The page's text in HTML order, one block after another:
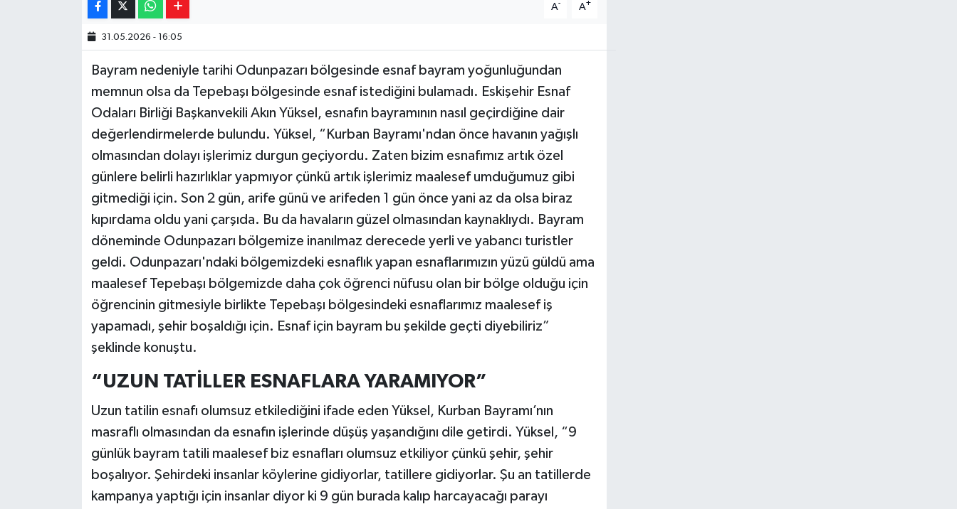
A- A+
31.05.2026 - 16:05
Bayram nedeniyle tarihi Odunpazarı bölgesinde esnaf bayram yoğunluğundan
memnun olsa da Tepebaşı bölgesinde esnaf istediğini bulamadı. Eskişehir Esnaf
Odaları Birliği Başkanvekili Akın Yüksel, esnafın bayramının nasıl geçirdiğine dair
değerlendirmelerde bulundu. Yüksel, “Kurban Bayramı'ndan önce havanın yağışlı
olmasından dolayı işlerimiz durgun geçiyordu. Zaten bizim esnafımız artık özel
günlere belirli hazırlıklar yapmıyor çünkü artık işlerimiz maalesef umduğumuz gibi
gitmediği için. Son 2 gün, arife günü ve arifeden 1 gün önce yani az da olsa biraz
kıpırdama oldu yani çarşıda. Bu da havaların güzel olmasından kaynaklıydı. Bayram
döneminde Odunpazarı bölgemize inanılmaz derecede yerli ve yabancı turistler
geldi. Odunpazarı'ndaki bölgemizdeki esnaflık yapan esnaflarımızın yüzü güldü ama
maalesef Tepebaşı bölgemizde daha çok öğrenci nüfusu olan bir bölge olduğu için
öğrencinin gitmesiyle birlikte Tepebaşı bölgesindeki esnaflarımız maalesef iş
yapamadı, şehir boşaldığı için. Esnaf için bayram bu şekilde geçti diyebiliriz”
şeklinde konuştu.
“UZUN TATİLLER ESNAFLARA YARAMIYOR”
Uzun tatilin esnafı olumsuz etkilediğini ifade eden Yüksel, Kurban Bayramı’nın
masraflı olmasından da esnafın işlerinde düşüş yaşandığını dile getirdi. Yüksel, “9
günlük bayram tatili maalesef biz esnafları olumsuz etkiliyor çünkü şehir, şehir
boşalıyor. Şehirdeki insanlar köylerine gidiyorlar, tatillere gidiyorlar. Şu an tatillerde
kampanya yaptığı için insanlar diyor ki 9 gün burada kalıp harcayacağı parayı